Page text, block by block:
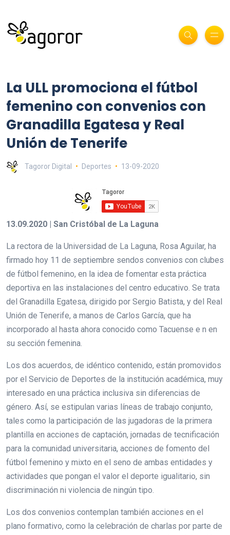
La ULL promociona el fútbol
femenino con convenios con
Granadilla Egatesa y Real
Unión de Tenerife
Tagoror Digital Deportes 13-09-2020
13.09.2020 | San Cristóbal de La Laguna
La rectora de la Universidad de La Laguna, Rosa Aguilar, ha
firmado hoy 11 de septiembre sendos convenios con clubes
de fútbol femenino, en la idea de fomentar esta práctica
deportiva en las instalaciones del centro educativo. Se trata
del Granadilla Egatesa, dirigido por Sergio Batista, y del Real
Unión de Tenerife, a manos de Carlos García, que ha
incorporado al hasta ahora conocido como Tacuense e n en
su sección femenina.
Los dos acuerdos, de idéntico contenido, están promovidos
por el Servicio de Deportes de la institución académica, muy
interesado en una práctica inclusiva sin diferencias de
género. Así, se estipulan varias líneas de trabajo conjunto,
tales como la participación de las jugadoras de la primera
plantilla en acciones de captación, jornadas de tecnificación
para la comunidad universitaria, acciones de fomento del
fútbol femenino y mixto en el seno de ambas entidades y
actividades que pongan el valor el deporte igualitario, sin
discriminación ni violencia de ningún tipo.
Los dos convenios contemplan también acciones en el
plano formativo, como la celebración de charlas por parte de